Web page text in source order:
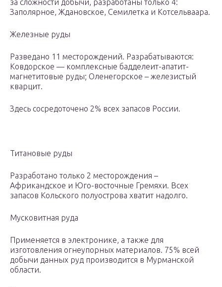
за сложности добычи, разработаны только 4:
Заполярное, Ждановское, Семилетка и Котсельваара.
Железные руды
Разведано 11 месторождений. Разрабатываются:
Ковдорское — комплексные бадделеит-апатит-
магнетитовые руды; Оленегорское – железистый
кварцит.
Здесь сосредоточено 2% всех запасов России.
Титановые руды
Разработано только 2 месторождения –
Африкандское и Юго-восточные Гремяхи. Всех
запасов Кольского полуострова хватит надолго.
Мусковитная руда
Применяется в электронике, а также для
изготовления огнеупорных материалов. 75% всей
добычи данных руд производится в Мурманской
области.